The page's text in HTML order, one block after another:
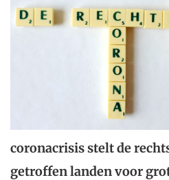
coronacrisis stelt de
getroffen landen voor